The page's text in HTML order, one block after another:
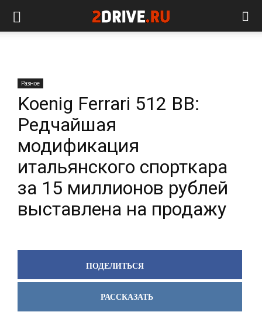
Разное
Koenig Ferrari 512 BB:
Редчайшая
модификация
итальянского спорткара
за 15 миллионов рублей
выставлена на продажу
ПОДЕЛИТЬСЯ
РАССКАЗАТЬ